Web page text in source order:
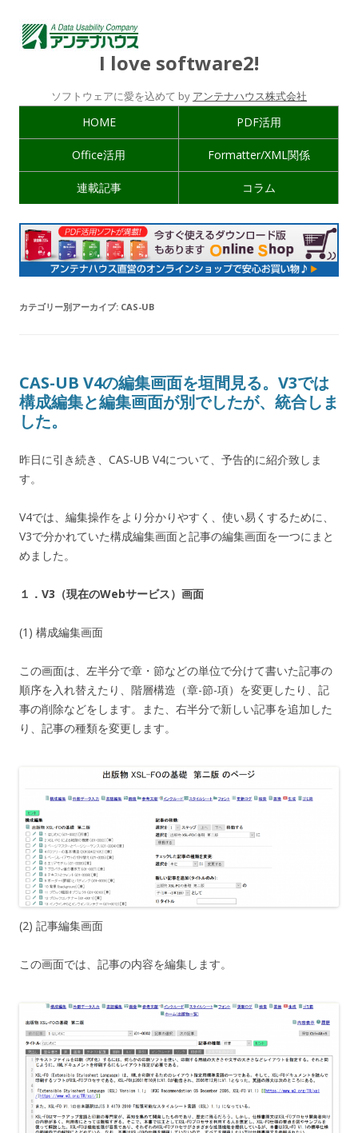
I love software2!
ソフトウェアに愛を込めて by アンテナハウス株式会社
HOME PDF活用
Office活用 Formatter/XML関係
連載記事 コラム
カテゴリー別アーカイブ: CAS-UB
CAS-UB V4の編集画面を垣間見る。V3では
構成編集と編集画面が別でしたが、統合しま
した。
昨日に引き続き、CAS-UB V4について、予告的に紹介致しま
す。
V4では、編集操作をより分かりやすく、使い易くするために、
V3で分かれていた構成編集画面と記事の編集画面を一つにまと
めました。
１．V3（現在のWebサービス）画面
(1) 構成編集画面
この画面は、左半分で章・節などの単位で分けて書いた記事の
順序を入れ替えたり、階層構造（章-節-項）を変更したり、記
事の削除などをします。また、右半分で新しい記事を追加した
り、記事の種類を変更します。
(2) 記事編集画面
この画面では、記事の内容を編集します。